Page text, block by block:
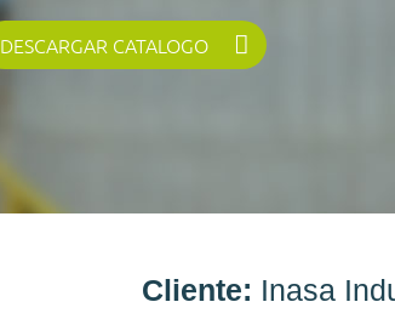
DESCARGAR CATALOGO
Cliente: Inasa